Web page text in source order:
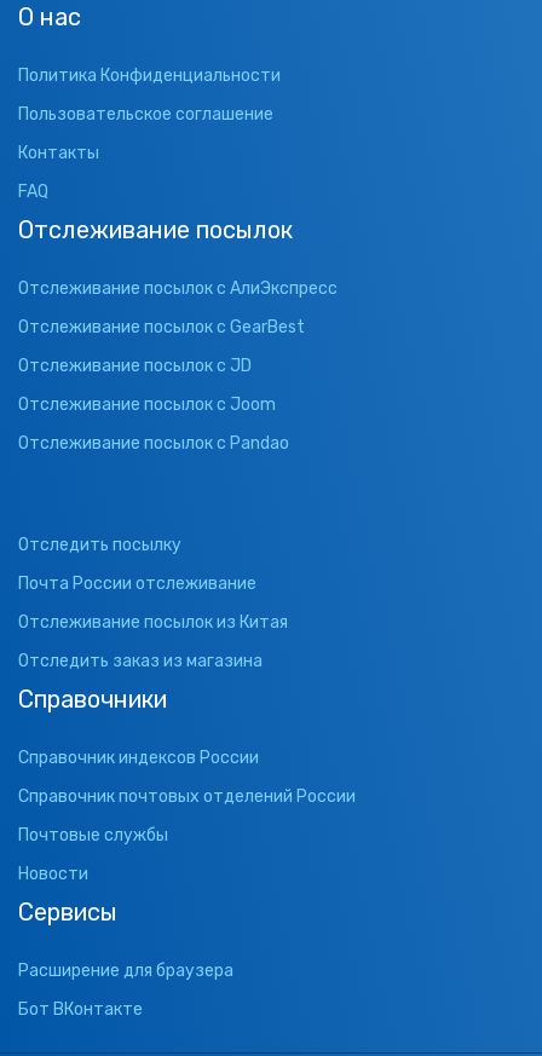
О нас
Политика Конфиденциальности
Пользовательское соглашение
Контакты
FAQ
Отслеживание посылок
Отслеживание посылок с АлиЭкспресс
Отслеживание посылок с GearBest
Отслеживание посылок с JD
Отслеживание посылок с Joom
Отслеживание посылок с Pandao
Отследить посылку
Почта России отслеживание
Отслеживание посылок из Китая
Отследить заказ из магазина
Справочники
Справочник индексов России
Справочник почтовых отделений России
Почтовые службы
Новости
Сервисы
Расширение для браузера
Бот ВКонтакте